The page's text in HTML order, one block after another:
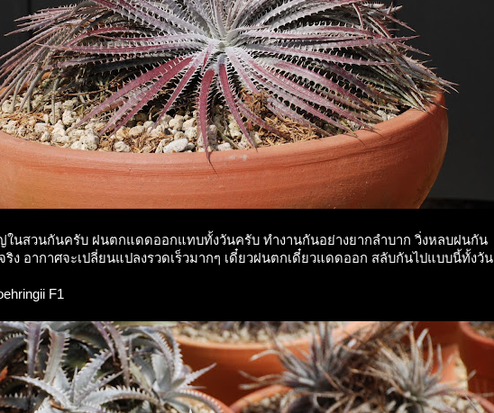
นสวนกันครับ ฝนตกแดดออกแทบทั้งวันครับ ทำงานกันอย่างยากลำบาก วิ่งหลบฝนกัน
ริง อากาศจะเปลี่ยนแปลงรวดเร็วมากๆ เดี๋ยวฝนตกเดี๋ยวแดดออก สลับกันไปแบบนี้ทั้งวัน
F1